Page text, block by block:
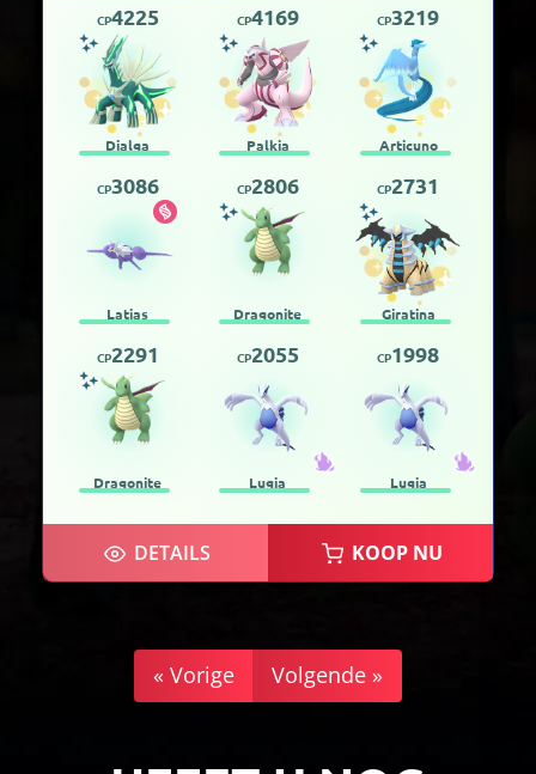
CP4225
Dialga
CP4169
Palkia
CP3219
Articuno
CP3086
Latias
CP2806
Dragonite
CP2731
Giratina
CP2291
Dragonite
CP2055
Lugia
CP1998
Lugia
DETAILS KOOP NU
« Vorige Volgende »